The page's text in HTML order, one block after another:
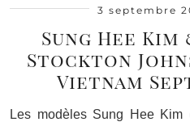
3 septembre
Sung Hee Kim
Stockton
Vietnam
Les modèles Sung Hee